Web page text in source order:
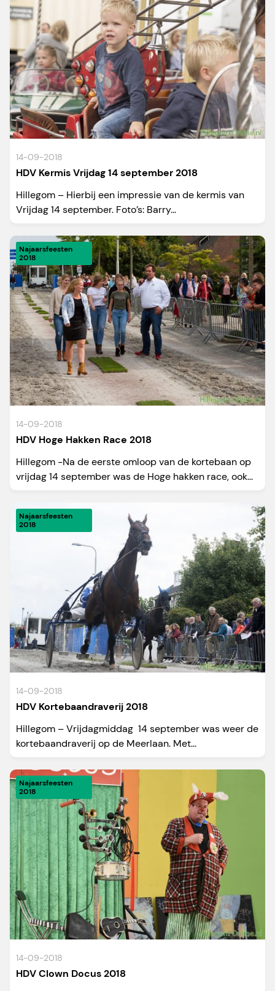
14-09-2018
HDV Kermis Vrijdag 14 september 2018
Hillegom – Hierbij een impressie van de kermis van
Vrijdag 14 september. Foto’s: Barry...
Najaarsfeesten
2018
14-09-2018
HDV Hoge Hakken Race 2018
Hillegom -Na de eerste omloop van de kortebaan op
vrijdag 14 september was de Hoge hakken race, ook...
Najaarsfeesten
2018
14-09-2018
HDV Kortebaandraverij 2018
Hillegom – Vrijdagmiddag 14 september was weer de
kortebaandraverij op de Meerlaan. Met...
Najaarsfeesten
2018
14-09-2018
HDV Clown Docus 2018